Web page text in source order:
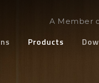
A Member
Products